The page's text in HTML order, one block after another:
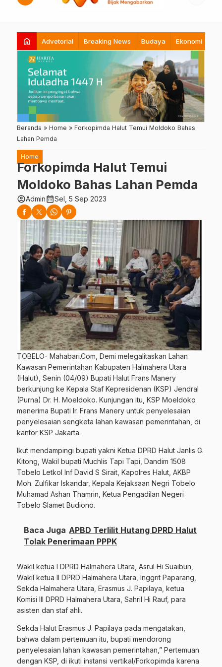
home Advetorial Breaking News Budaya Ekonomi
Beranda » Home » Forkopimda Halut Temui Moldoko Bahas
Lahan Pemda
Home
Forkopimda Halut Temui
Moldoko Bahas Lahan Pemda
account_circleAdmincalendar_monthSel, 5 Sep 2023
TOBELO- Mahabari.Com, Demi melegalitaskan Lahan
Kawasan Pemerintahan Kabupaten Halmahera Utara
(Halut), Senin (04/09) Bupati Halut Frans Manery
berkunjung ke Kepala Staf Kepresidenan (KSP) Jendral
(Purna) Dr. H. Moeldoko. Kunjungan itu, KSP Moeldoko
menerima Bupati Ir. Frans Manery untuk penyelesaian
penyelesaian sengketa lahan kawasan pemerintahan, di
kantor KSP Jakarta.
Ikut mendampingi bupati yakni Ketua DPRD Halut Janlis G.
Kitong, Wakil bupati Muchlis Tapi Tapi, Dandim 1508
Tobelo Letkol Inf David S Sirait, Kapolres Halut, AKBP
Moh. Zulfikar Iskandar, Kepala Kejaksaan Negri Tobelo
Muhamad Ashan Thamrin, Ketua Pengadilan Negeri
Tobelo Slamet Budiono.
Baca Juga APBD Terlilit Hutang DPRD Halut
Tolak Penerimaan PPPK
Wakil ketua I DPRD Halmahera Utara, Asrul Hi Suaibun,
Wakil ketua II DPRD Halmahera Utara, Inggrit Paparang,
Sekda Halmahera Utara, Erasmus J. Papilaya, ketua
Komisi III DPRD Halmahera Utara, Sahril Hi Rauf, para
asisten dan staf ahli.
Sekda Halut Erasmus J. Papilaya pada mengatakan,
bahwa dalam pertemuan itu, bupati mendorong
penyelesaian lahan kawasan pemerintahan,” Pertemuan
dengan KSP, di ikuti instansi vertikal/Forkopimda karena